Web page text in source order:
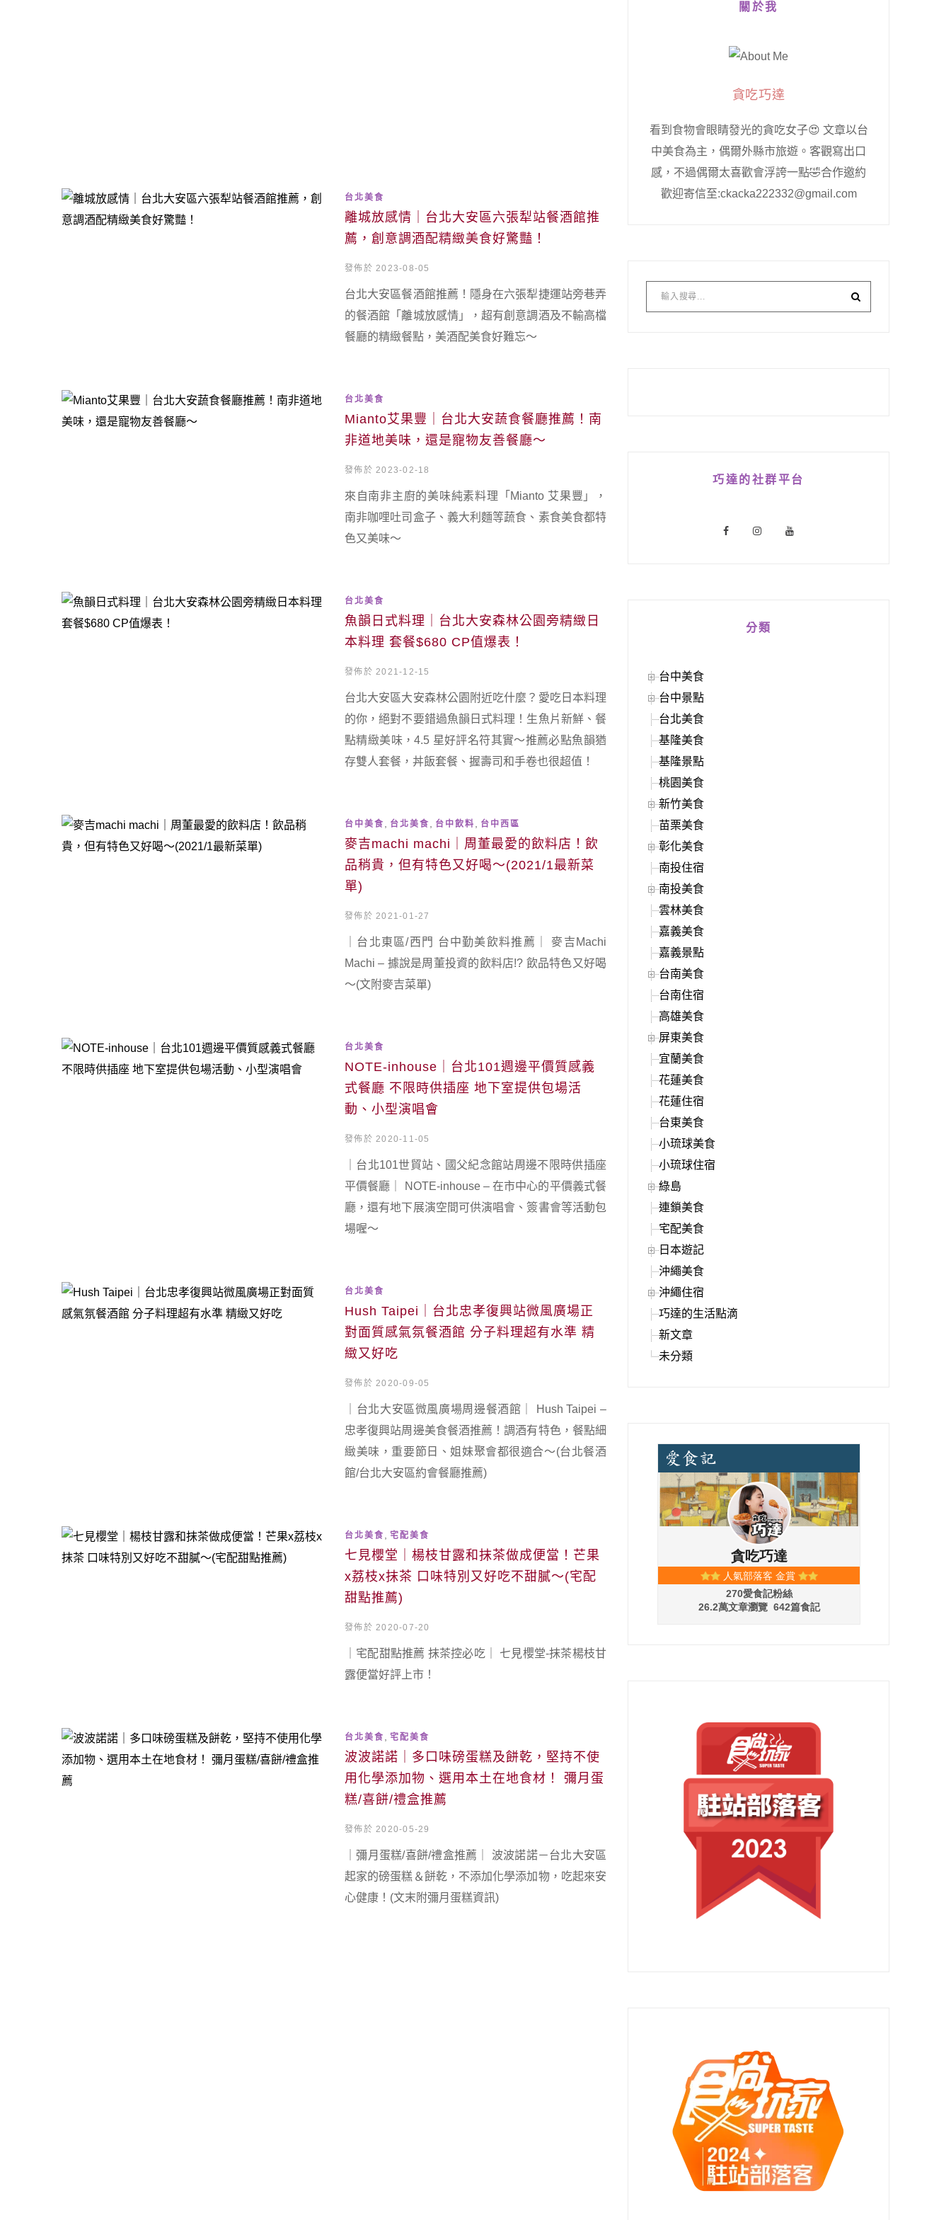
台北美食
離城放感情｜台北大安區六張犁站餐酒館推
薦，創意調酒配精緻美食好驚豔！
發佈於 2023-08-05
台北大安區餐酒館推薦！隱身在六張犁捷運站旁巷弄
的餐酒館「離城放感情」，超有創意調酒及不輸高檔
餐廳的精緻餐點，美酒配美食好難忘～
台北美食
Mianto艾果豐｜台北大安蔬食餐廳推薦！南
非道地美味，還是寵物友善餐廳～
發佈於 2023-02-18
來自南非主廚的美味純素料理「Mianto 艾果豐」，
南非咖哩吐司盒子、義大利麵等蔬食、素食美食都特
色又美味～
台北美食
魚韻日式料理｜台北大安森林公園旁精緻日
本料理 套餐$680 CP值爆表！
發佈於 2021-12-15
台北大安區大安森林公園附近吃什麼？愛吃日本料理
的你，絕對不要錯過魚韻日式料理！生魚片新鮮、餐
點精緻美味，4.5 星好評名符其實～推薦必點魚韻猶
存雙人套餐，丼飯套餐、握壽司和手卷也很超值！
台中美食 台北美食 台中飲料 台中西區
麥吉machi machi｜周董最愛的飲料店！飲
品稍貴，但有特色又好喝～(2021/1最新菜
單)
發佈於 2021-01-27
｜台北東區/西門 台中勤美飲料推薦｜ 麥吉Machi
Machi – 據說是周董投資的飲料店!? 飲品特色又好喝
～(文附麥吉菜單)
台北美食
NOTE-inhouse｜台北101週邊平價質感義
式餐廳 不限時供插座 地下室提供包場活
動、小型演唱會
發佈於 2020-11-05
｜台北101世貿站、國父紀念館站周邊不限時供插座
平價餐廳｜ NOTE-inhouse – 在市中心的平價義式餐
廳，還有地下展演空間可供演唱會、簽書會等活動包
場喔～
台北美食
Hush Taipei｜台北忠孝復興站微風廣場正
對面質感氣氛餐酒館 分子料理超有水準 精
緻又好吃
發佈於 2020-09-05
｜台北大安區微風廣場周邊餐酒館｜ Hush Taipei –
忠孝復興站周邊美食餐酒推薦！調酒有特色，餐點細
緻美味，重要節日、姐妹聚會都很適合～(台北餐酒
館/台北大安區約會餐廳推薦)
台北美食 宅配美食
七見櫻堂｜楊枝甘露和抹茶做成便當！芒果
x荔枝x抹茶 口味特別又好吃不甜膩～(宅配
甜點推薦)
發佈於 2020-07-20
｜宅配甜點推薦 抹茶控必吃｜ 七見櫻堂-抹茶楊枝甘
露便當好評上市！
台北美食 宅配美食
波波諾諾｜多口味磅蛋糕及餅乾，堅持不使
用化學添加物、選用本土在地食材！ 彌月蛋
糕/喜餅/禮盒推薦
發佈於 2020-05-29
｜彌月蛋糕/喜餅/禮盒推薦｜ 波波諾諾－台北大安區
起家的磅蛋糕＆餅乾，不添加化學添加物，吃起來安
心健康！(文末附彌月蛋糕資訊)
關於我
貪吃巧達
看到食物會眼睛發光的貪吃女子😍 文章以台
中美食為主，偶爾外縣市旅遊。客觀寫出口
感，不過偶爾太喜歡會浮誇一點🤣合作邀約
歡迎寄信至:ckacka222332@gmail.com
巧達的社群平台
分類
台中美食
台中景點
台北美食
基隆美食
基隆景點
桃園美食
新竹美食
苗栗美食
彰化美食
南投住宿
南投美食
雲林美食
嘉義美食
嘉義景點
台南美食
台南住宿
高雄美食
屏東美食
宜蘭美食
花蓮美食
花蓮住宿
台東美食
小琉球美食
小琉球住宿
綠島
連鎖美食
宅配美食
日本遊記
沖繩美食
沖繩住宿
巧達的生活點滴
新文章
未分類